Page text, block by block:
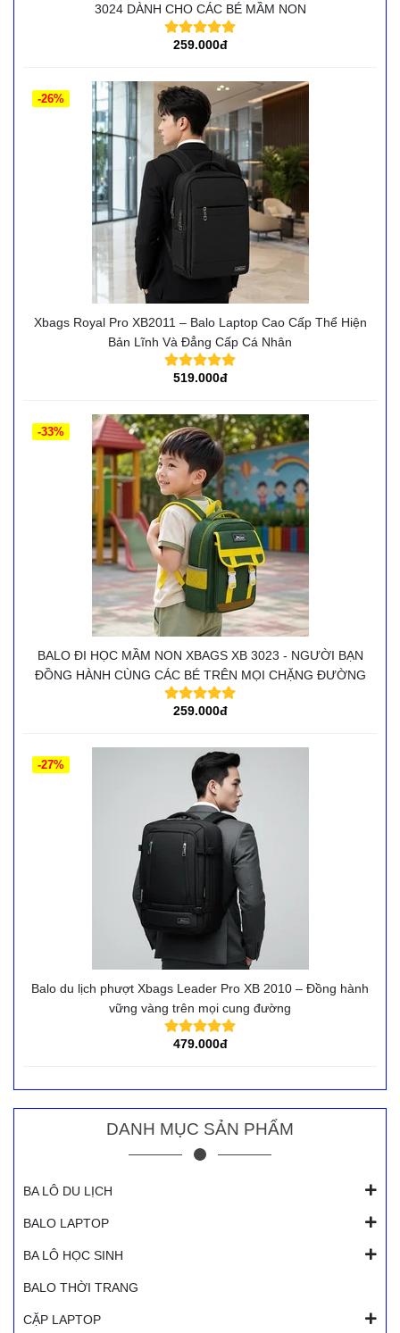
3024 DÀNH CHO CÁC BÉ MẦM NON
259.000đ
Xbags Royal Pro XB2011 – Balo Laptop Cao Cấp Thể Hiện
Bản Lĩnh Và Đẳng Cấp Cá Nhân
519.000đ
-26%
BALO ĐI HỌC MẦM NON XBAGS XB 3023 - NGƯỜI BẠN
ĐỒNG HÀNH CÙNG CÁC BÉ TRÊN MỌI CHẶNG ĐƯỜNG
259.000đ
-33%
Balo du lịch phượt Xbags Leader Pro XB 2010 – Đồng hành
vững vàng trên mọi cung đường
479.000đ
-27%
DANH MỤC SẢN PHẨM
BA LÔ DU LỊCH
BALO LAPTOP
BA LÔ HỌC SINH
BALO THỜI TRANG
CẶP LAPTOP